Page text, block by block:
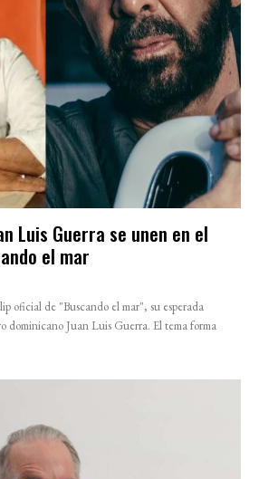
Luis Guerra se unen en el
el mar
oficial de "Buscando el mar", su esperada
dominicano Juan Luis Guerra. El tema forma